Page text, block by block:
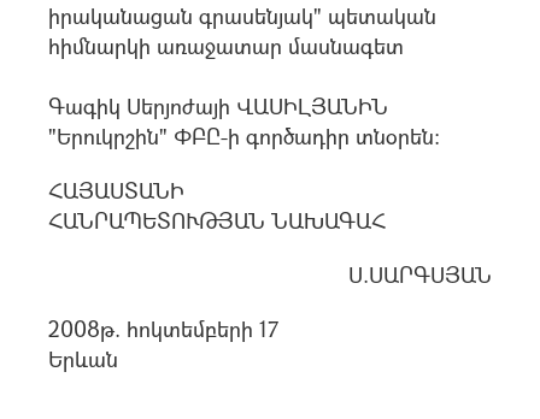
իրականացան գրասենյակ" պետական
հիմնարկի առաջատար մասնագետ
Գագիկ Սերյոժայի ՎԱՍԻԼՅԱՆԻՆ
"Երուկրշին" ՓԲԸ-ի գործադիր տնօրեն:
ՀԱՅԱՍՏԱՆԻ
ՀԱՆՐԱՊԵՏՈՒԹՅԱՆ ՆԱԽԱԳԱՀ
Ս.ՍԱՐԳՍՅԱՆ
2008թ. հոկտեմբերի 17
Երևան